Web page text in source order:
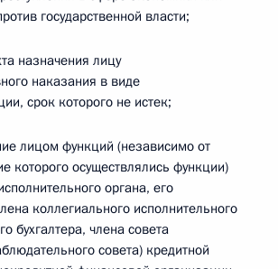
государственной власти;
назначения лицу
наказания в виде
срок которого не истек;
лицом функций (независимо от
которого осуществлялись функции)
органа, его
коллегиального исполнительного
бухгалтера, члена совета
совета) кредитной